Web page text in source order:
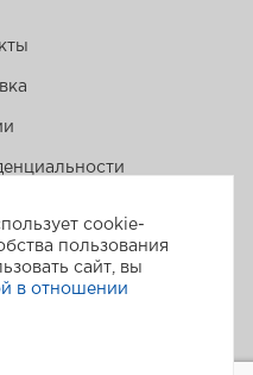
© 2026
cookie-
пользования
сайт, вы
в отношении